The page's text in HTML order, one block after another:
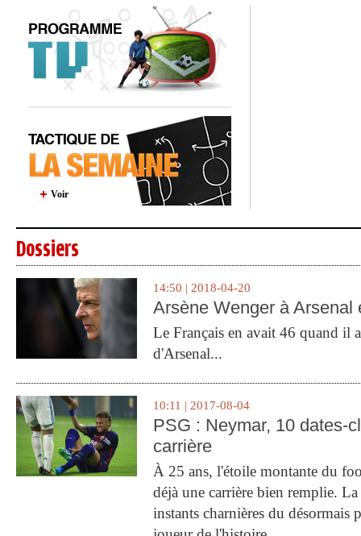
Voir
Dossiers
14:50 | 2018-04-20
Arsène Wenger à Arsenal
Le Français en avait 46 quand il
d'Arsenal...
10:11 | 2017-08-04
PSG : Neymar, 10 dates-
carrière
À 25 ans, l'étoile montante du
déjà une carrière bien remplie.
instants charnières du désormais